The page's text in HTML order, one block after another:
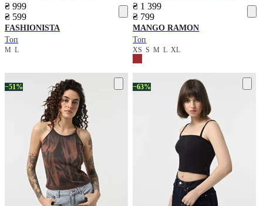
₴ 999
₴ 599
FASHIONISTA
Топ
M L
₴ 1 399
₴ 799
MANGO RAMON
Топ
XSSMLXL
−51% −63%